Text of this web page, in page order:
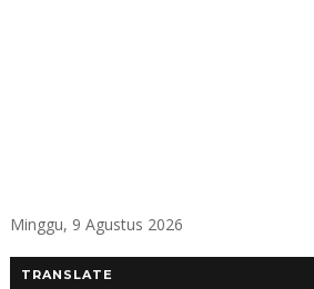
Minggu, 9 Agustus 2026
TRANSLATE